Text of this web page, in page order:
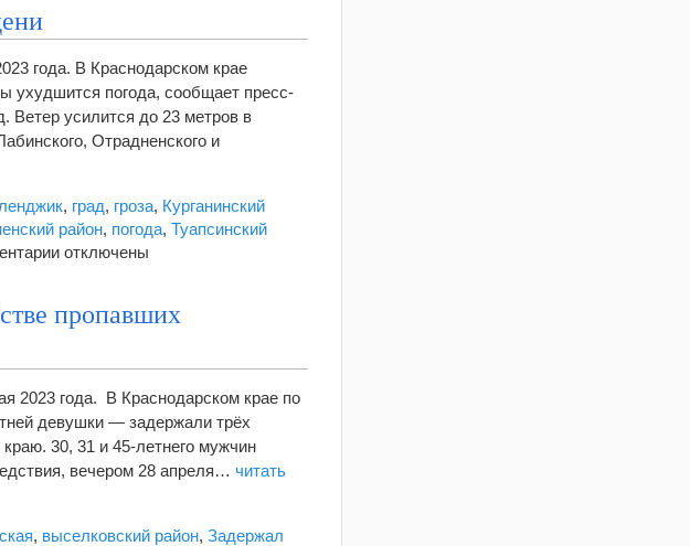
года. В Краснодарском крае
ухудшится погода, сообщает пресс-
усилится до 23 метров в
Отрадненского и
, град, гроза, Курганинский
район, погода, Туапсинский
к
Кубани
штормовое
предупреждени
отключены
пропавших
2023 года. В Краснодарском крае по
девушки — задержали трёх
30, 31 и 45-летнего мужчин
вечером 28 апреля… читать
, выселковский район, Задержал